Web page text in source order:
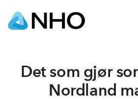
Det som gjør
Nordland